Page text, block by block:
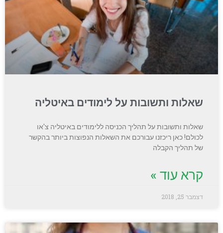
שאלות ותשובות על לימודים באיטליה
שאלות ותשובות על תהליך הכניסה ללימודים באיטליה צ'או
לכולם! כאן ריכזנו עבורכם את השאלות הנפוצות ביותר בהקשר
של תהליך הקבלה
קרא עוד »
דצמבר 25, 2018